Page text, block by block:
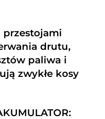
przestojami
drutu,
paliwa i
zwykłe kosy